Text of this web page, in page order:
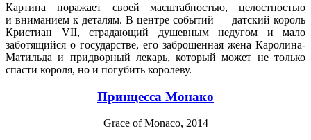
Картина поражает своей масштабностью, целостностью
и вниманием к деталям. В центре событий — датский король
Кристиан VII, страдающий душевным недугом и мало
заботящийся о государстве, его заброшенная жена Каролина-
Матильда и придворный лекарь, который может не только
спасти короля, но и погубить королеву.
Принцесса Монако
Grace of Monaco, 2014